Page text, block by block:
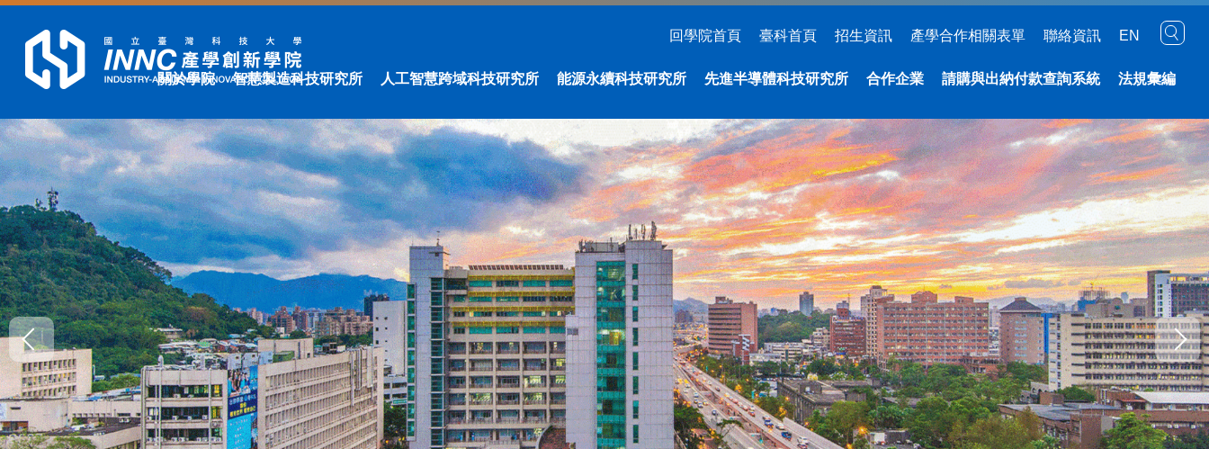
容
區
塊
關於學院 智慧製造科技研究所 人工智慧跨域科技研究所 能源永續科技研究所 先進半導體科技研究所 合作企業 請購與出納付款查詢系統 法規彙編
回學院首頁 臺科首頁 招生資訊 產學合作相關表單 聯絡資訊 EN